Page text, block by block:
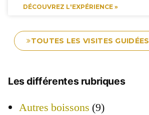
DÉCOUVREZ L'EXPÉRIENCE »
TOUTES LES VISITES GUIDÉES
Les différentes rubriques
Autres boissons (9)